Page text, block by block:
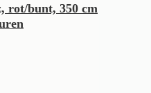
rot/bunt, 350 cm